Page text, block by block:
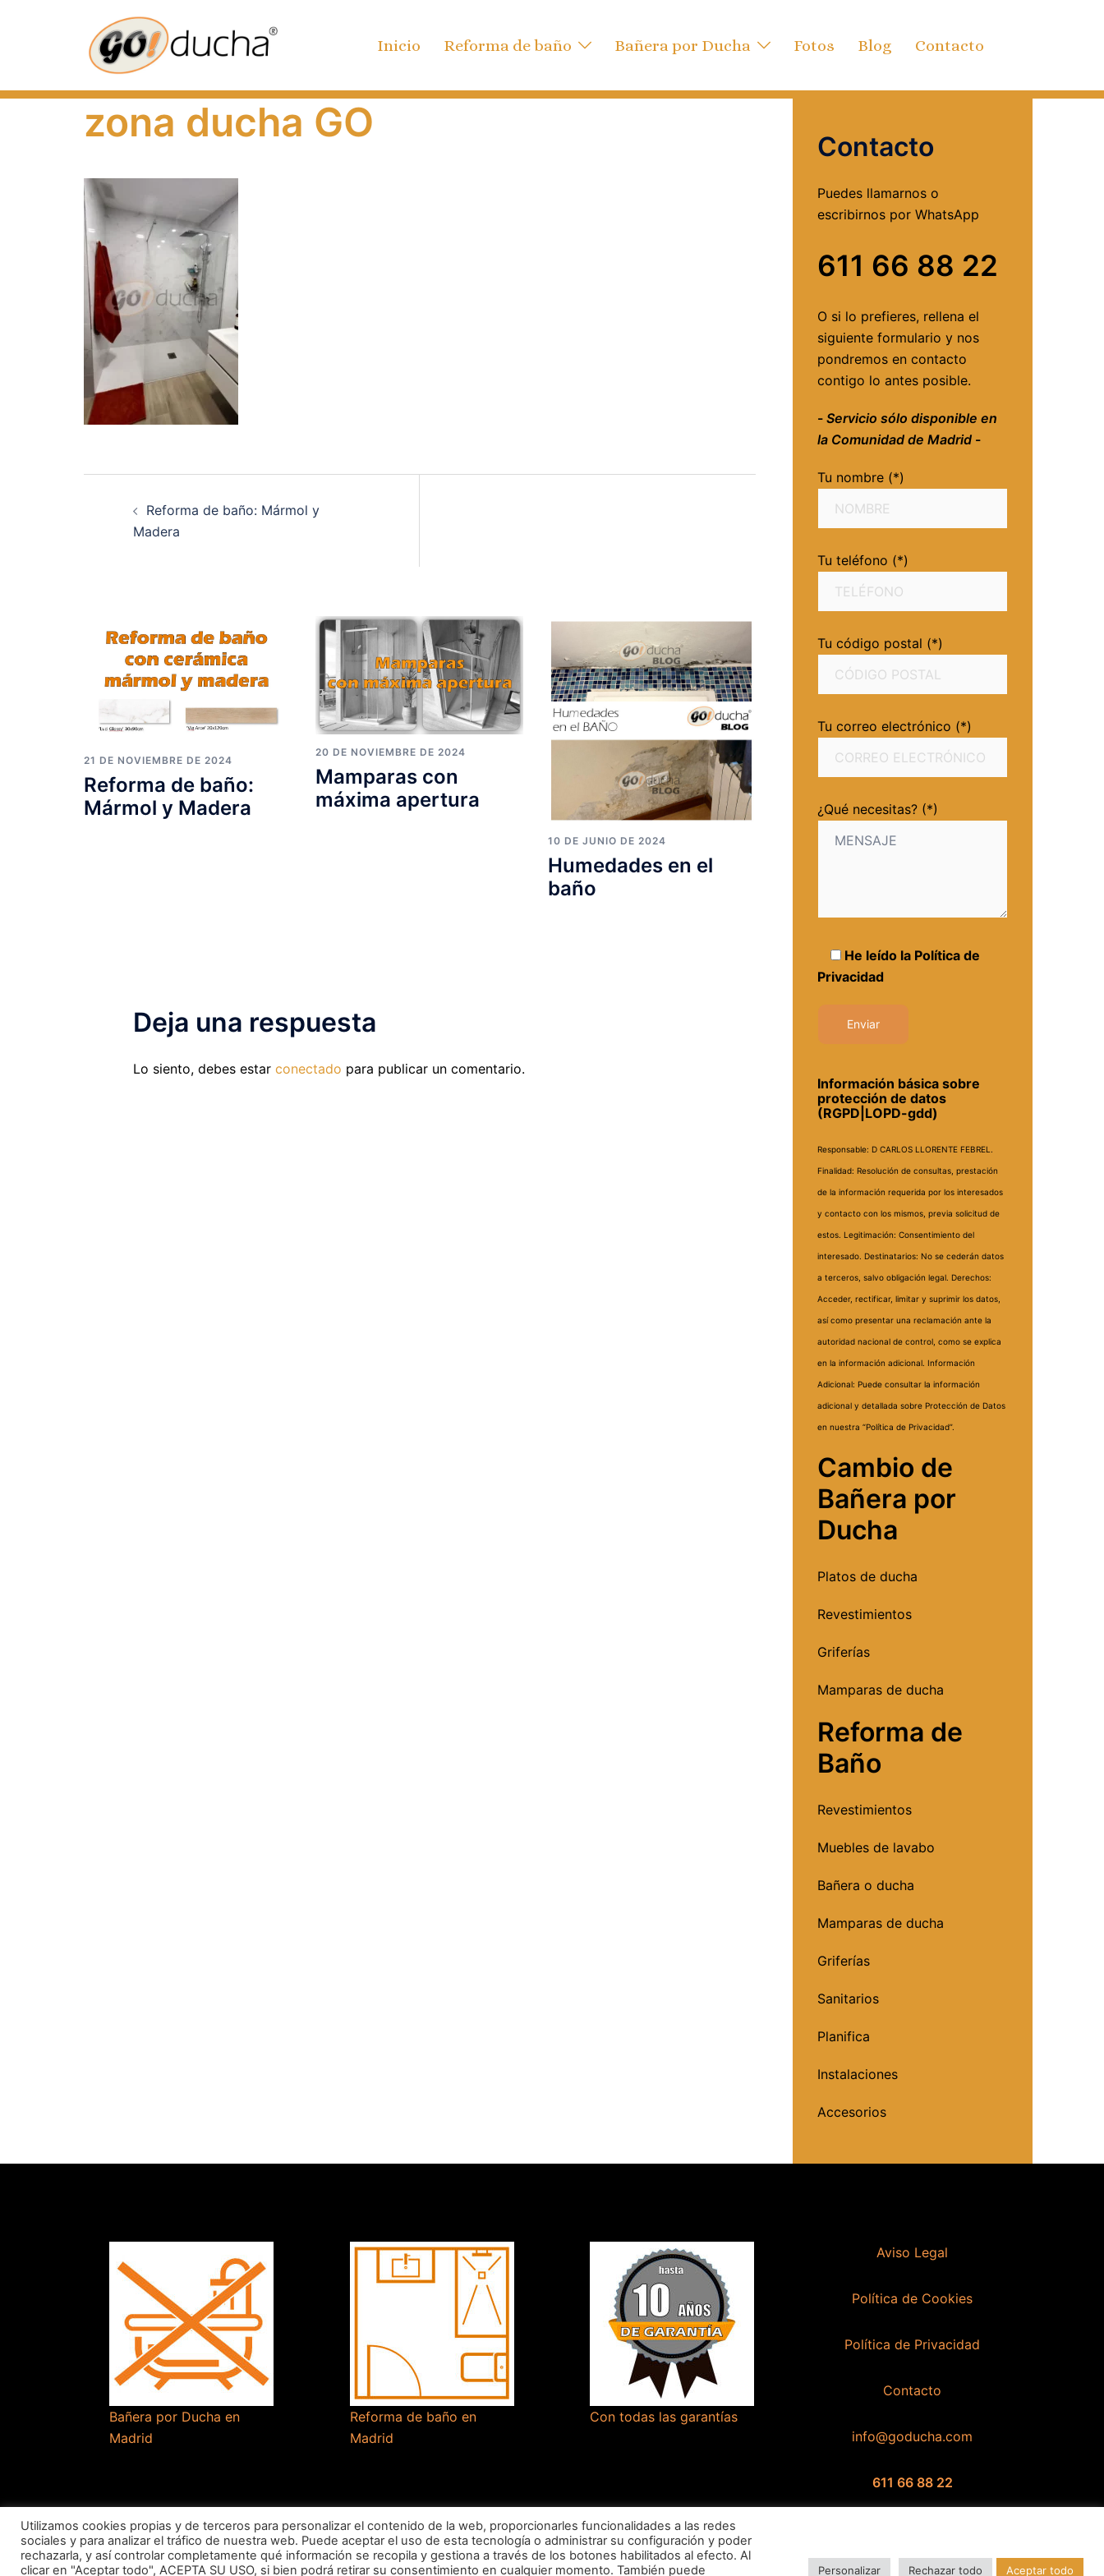
Inicio Reforma de baño Bañera por Ducha Fotos Blog Contacto
zona ducha GO
Navegación
Reforma de baño: Mármol y
Madera
21 DE NOVIEMBRE DE 2024
Reforma de baño:
Mármol y Madera
20 DE NOVIEMBRE DE 2024
Mamparas con
máxima apertura
10 DE JUNIO DE 2024
Humedades en el
baño
Deja una respuesta
Lo siento, debes estar conectado para publicar un comentario.
Contacto
Puedes llamarnos o
escribirnos por WhatsApp
611 66 88 22
O si lo prefieres, rellena el
siguiente formulario y nos
pondremos en contacto
contigo lo antes posible.
- Servicio sólo disponible en
la Comunidad de Madrid-
Tu nombre (*)
Tu teléfono (*)
Tu código postal (*)
Tu correo electrónico (*)
¿Qué necesitas? (*)
He leído la Política de
Privacidad
Información básica sobre
protección de datos
(RGPD|LOPD-gdd)
Responsable: D CARLOS LLORENTE FEBREL.
Finalidad: Resolución de consultas, prestación
de la información requerida por los interesados
y contacto con los mismos, previa solicitud de
estos. Legitimación: Consentimiento del
interesado. Destinatarios: No se cederán datos
a terceros, salvo obligación legal. Derechos:
Acceder, rectificar, limitar y suprimir los datos,
así como presentar una reclamación ante la
autoridad nacional de control, como se explica
en la información adicional. Información
Adicional: Puede consultar la información
adicional y detallada sobre Protección de Datos
en nuestra “Política de Privacidad”.
Cambio de
Bañera por
Ducha
Platos de ducha
Revestimientos
Griferías
Mamparas de ducha
Reforma de
Baño
Revestimientos
Muebles de lavabo
Bañera o ducha
Mamparas de ducha
Griferías
Sanitarios
Planifica
Instalaciones
Accesorios
Bañera por Ducha en
Madrid
Reforma de baño en
Madrid
Con todas las garantías
Aviso Legal
Política de Cookies
Política de Privacidad
Contacto
info@goducha.com
611 66 88 22
Utilizamos cookies propias y de terceros para personalizar el contenido de la web, proporcionarles funcionalidades a las redes
sociales y para analizar el tráfico de nuestra web. Puede aceptar el uso de esta tecnología o administrar su configuración y poder
rechazarla, y así controlar completamente qué información se recopila y gestiona a través de los botones habilitados al efecto. Al
clicar en "Aceptar todo", ACEPTA SU USO, si bien podrá retirar su consentimiento en cualquier momento. También puede
Personalizar Rechazar todo Aceptar todo